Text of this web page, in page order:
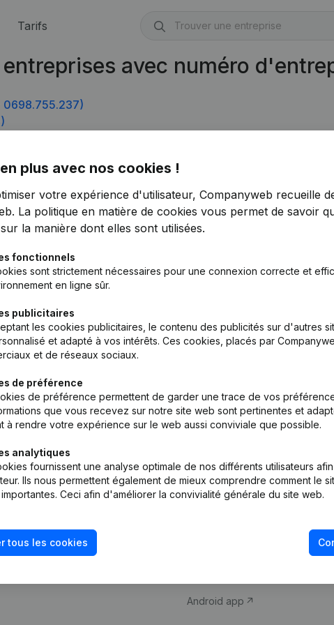
Tarifs
avec numéro
0698.755.237)
plus avec nos cookies !
votre expérience d'utilisateur, Companyweb recueille
La politique en matière de cookies vous permet de savoir
la manière dont elles sont utilisées.
fonctionnels
sont strictement nécessaires pour une connexion correcte et
en ligne sûr.
publicitaires
les cookies publicitaires, le contenu des publicités sur d'autres
et adapté à vos intérêts. Ces cookies, placés par
et de réseaux sociaux.
de préférence
de préférence permettent de garder une trace de vos
que vous recevez sur notre site web sont pertinentes et
à rendre votre expérience sur le web aussi conviviale que possible.
analytiques
fournissent une analyse optimale de nos différents utilisateurs
Ils nous permettent également de mieux comprendre comment le
Ceci afin d'améliorer la convivialité générale du site web.
tous les cookies
Produit
d’entreprise
Monitoring
Android app